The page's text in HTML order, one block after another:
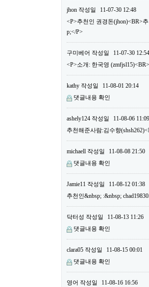
jhon 작성일
11-07-30 12:48
<P>추천인 권경돈(jhon)<BR>
p;</P>
구미베어 작성일
11-07-30 12:54
<P>소개: 한국영
kathy 작성일
11-08-01 20:14
댓글내용 확인
ashely124 작성일
11-08-06 11:09
추천해준사람:김수향
michaell 작성일
11-08-08 21:50
댓글내용 확인
Jamie11 작성일
11-08-12 01:38
추천인&nbsp; :&nbsp;
닥터성 작성일
11-08-13 11:26
댓글내용 확인
clara05 작성일
11-08-15 00:01
댓글내용 확인
영어 작성일 11-08-16 16:56